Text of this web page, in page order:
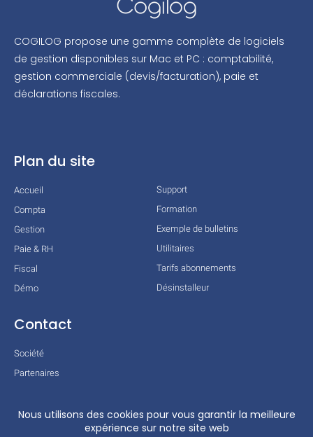
COGILOG propose une gamme complète de logiciels
de gestion disponibles sur Mac et PC : comptabilité,
gestion commerciale (devis/facturation), paie et
déclarations fiscales.
Plan du site
Accueil
Compta
Gestion
Paie & RH
Fiscal
Démo
Support
Formation
Exemple de bulletins
Utilitaires
Tarifs abonnements
Désinstalleur
Contact
Société
Partenaires
Mentions légales
Conditions générales